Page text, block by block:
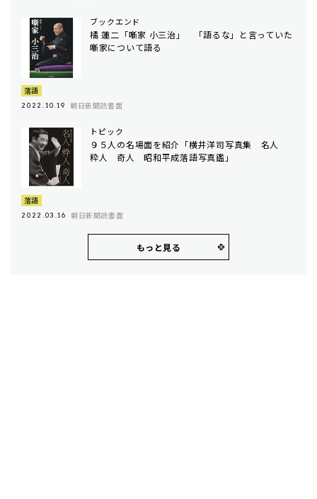
ブックエンド
橘 蓮二「噺家 小三治」 「語るな」と言っていた
噺家について語る
落語
2022.10.19 朝日新聞読書面
トピック
９５人の名場面を紹介「横井洋司写真集 名人
粋人 奇人 昭和平成落語写真鑑」
落語
2022.03.16 朝日新聞読書面
もっと見る